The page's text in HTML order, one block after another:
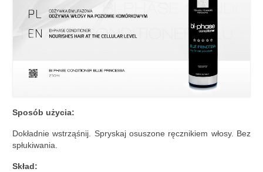
Sposób użycia:
Dokładnie wstrząśnij. Spryskaj osuszone ręcznikiem włosy. Bez
spłukiwania.
Skład: